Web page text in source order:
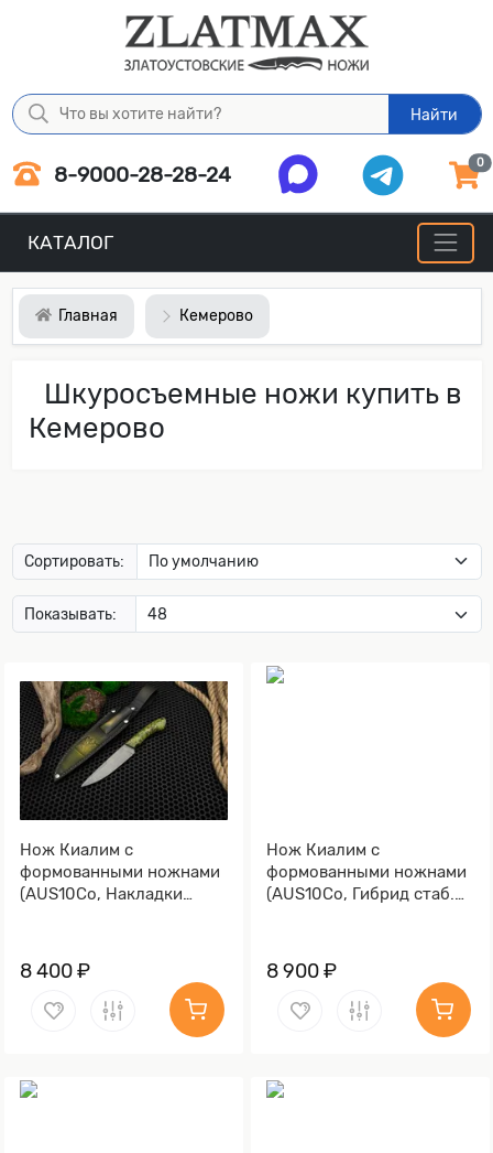
Найти
8-9000-28-28-24 0
КАТАЛОГ
Главная Кемерово
Шкуросъемные ножи купить в
Кемерово
Сортировать:
Показывать:
Нож Киалим с
формованными ножнами
(AUS10Co, Накладки
Обработка клинка
Stonewash)
8 400 ₽
Нож Киалим с
формованными ножнами
(AUS10Co, Гибрид стаб.
8 900 ₽